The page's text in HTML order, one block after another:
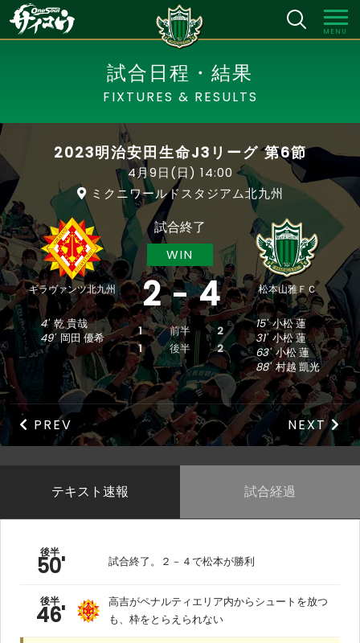
MENU
試合日程・結果
FIXTURES & RESULTS
2023明治安田生命J3リーグ 第6節
4月9日(日) 14:00
ミクニワールドスタジアム北九州
ギラヴァンツ北九州
4' 乾 貴哉
49' 岡田 優希
試合終了
WIN
2 4
1 前半
2
1
後半 2
松本山雅ＦＣ
15' 小松 蓮
31' 小松 蓮
63' 小松 蓮
88' 村越 凱光
PREV NEXT
テキスト速報 試合経過
後半
46'
高吉がペナルティエリア内からシュートを放つ
も、枠をとらえられない
後半
50' 試合終了。２－４で松本が勝利